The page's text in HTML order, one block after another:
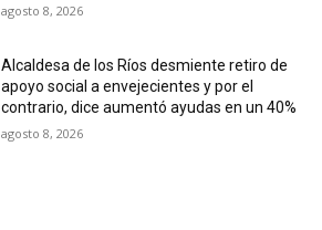
agosto 8, 2026
Alcaldesa de los Ríos desmiente retiro de
apoyo social a envejecientes y por el
contrario, dice aumentó ayudas en un 40%
agosto 8, 2026